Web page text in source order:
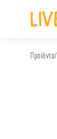
Προϊόντα/